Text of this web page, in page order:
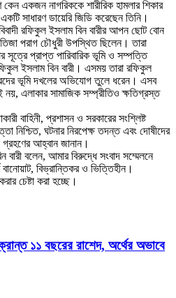
একজন নাগরিককে শারীরিক হামলার শিকার
সাধারণ ডায়েরি জিডি করেছেন তিনি।
রফিকুল ইসলাম বিন বারীর আপন ছোট বোন
পরাগ চৌধুরী উপস্থিত ছিলেন। তারা
প্রাপ্ত পারিবারিক ভূমি ও সম্পত্তি
ইসলাম বিন বারী। এসময় তারা রফিকুল
ভূমি দখলের অভিযোগ তুলে ধরেন। এসব
নয়, এলাকার সামাজিক সম্প্রীতিও ক্ষতিগ্রস্ত
বাহিনী, প্রশাসন ও সরকারের সংশ্লিষ্ট
নিশ্চিত, ঘটনার নিরপেক্ষ তদন্ত এবং দোষীদের
আহ্বান জানান।
বলেন, আমার বিরুদ্ধে সংবাদ সম্মেলনে
বিভ্রান্তিকর ও ভিত্তিহীন।
চেষ্টা করা হচ্ছে।
১১ বছরের রাশেদ, অর্থের অভাবে